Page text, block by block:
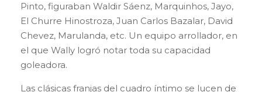
Pinto, figuraban Waldir Sáenz, Marquinhos, Jayo,
El Churre Hinostroza, Juan Carlos Bazalar, David
Chevez, Marulanda, etc. Un equipo arrollador, en
el que Wally logró notar toda su capacidad
goleadora.
Las clásicas franjas del cuadro íntimo se lucen de